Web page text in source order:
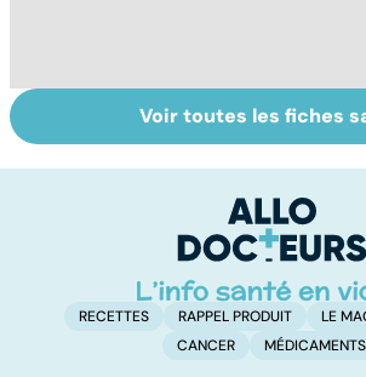
Suicide : prévenir
le passage à
Un
soigne
Voir toutes les fiches
RECETTES RAPPEL PRODUIT
LE
CANCER
MÉDICAMENTS